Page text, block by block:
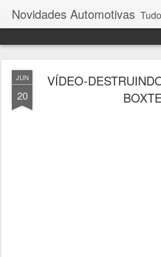
Novidades Automotivas Tudo
JUN
20
VÍDEO-